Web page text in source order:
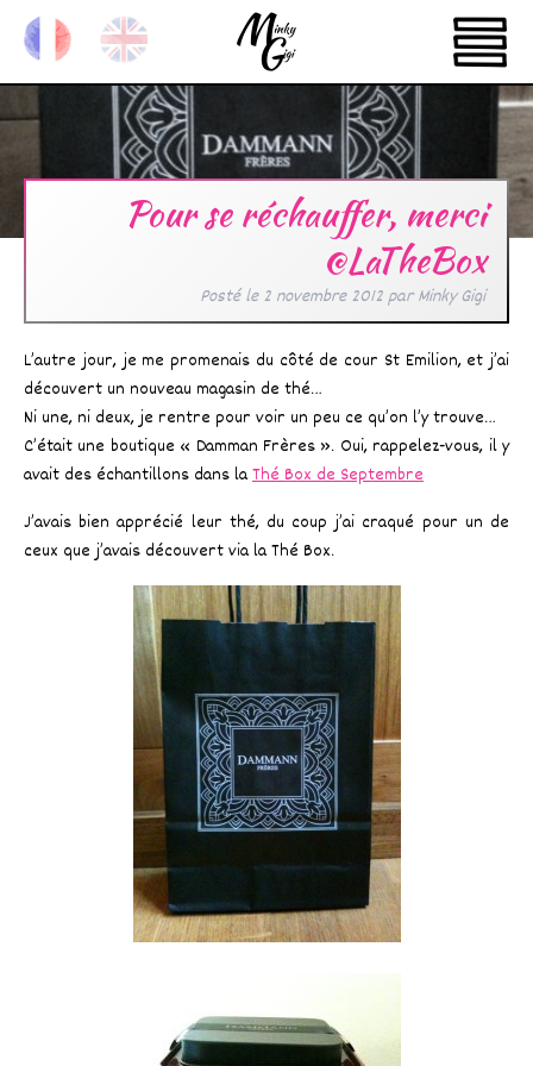
Pour se réchauffer, merci
@LaTheBox
Posté le2 novembre 2012parMinky Gigi
L’autre jour, je me promenais du côté de cour St Emilion, et j’ai
découvert un nouveau magasin de thé…
Ni une, ni deux, je rentre pour voir un peu ce qu’on l’y trouve…
C’était une boutique « Damman Frères ». Oui, rappelez-vous, il y
avait des échantillons dans laThé Box de Septembre
J’avais bien apprécié leur thé, du coup j’ai craqué pour un de
ceux que j’avais découvert via la Thé Box.